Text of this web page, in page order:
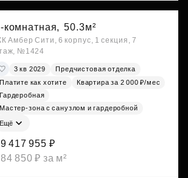
комнатная, 50.3м²
Амбер Сити, 6 корпус, 1 секция, 7
№1424
3 кв 2029
Предчистовая отделка
Платите как хотите
Квартира за 2 000 ₽/мес
Гардеробная
Мастер-зона с санузлом и гардеробной
Ещё
417 955 ₽
850 ₽ за м²